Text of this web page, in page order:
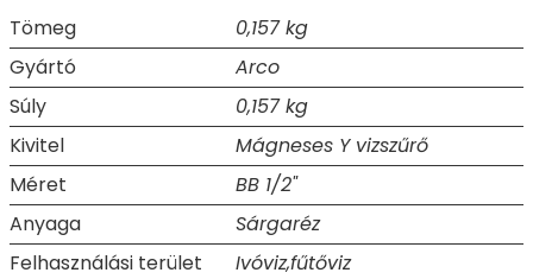
Tömeg
0,157 kg
Gyártó
Arco
Súly
0,157 kg
Kivitel
Mágneses Y vizszűrő
Méret
BB 1/2"
Anyaga
Sárgaréz
Felhasználási terület
Ivóviz,fűtőviz